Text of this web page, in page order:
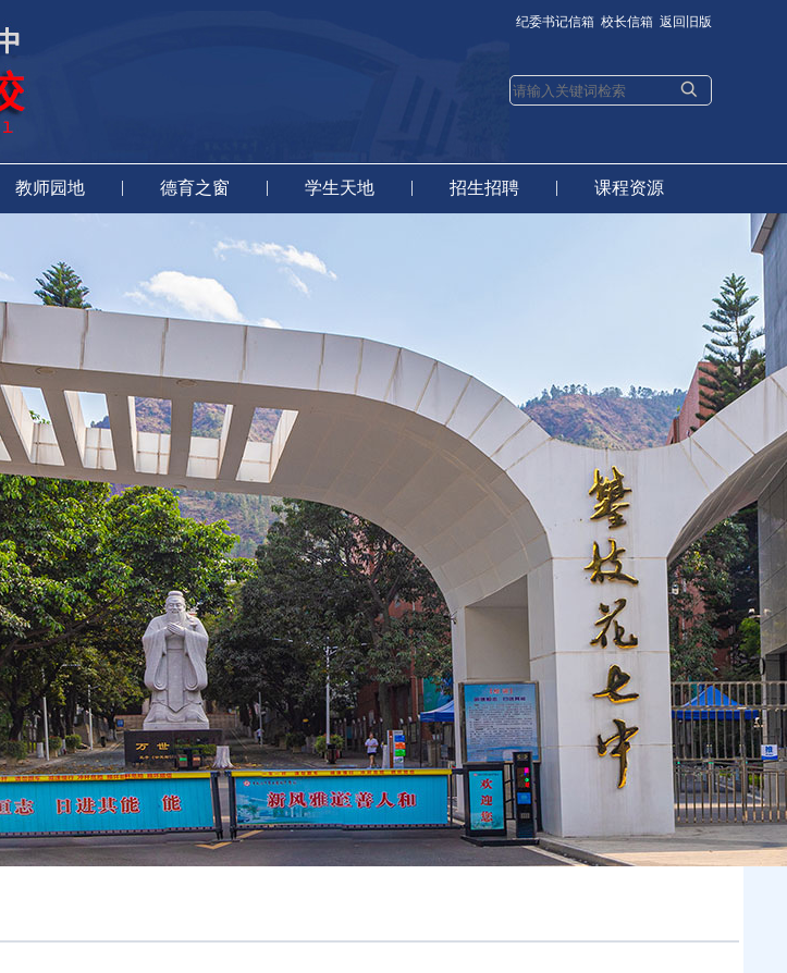
纪委书记信箱 校长信箱 返回旧版
教师园地 | 德育之窗 | 学生天地 | 招生招聘 | 课程资源